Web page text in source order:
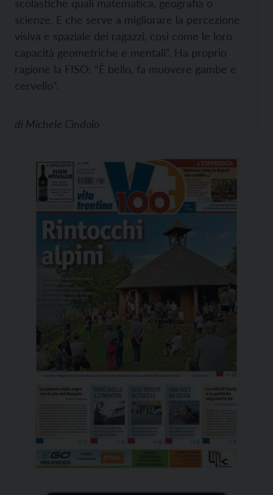
scolastiche quali matematica, geografia o
scienze. E che serve a migliorare la percezione
visiva e spaziale dei ragazzi, così come le loro
capacità geometriche e mentali”. Ha proprio
ragione la FISO: “È bello, fa muovere gambe e
cervello”.
di Michele Cindolo